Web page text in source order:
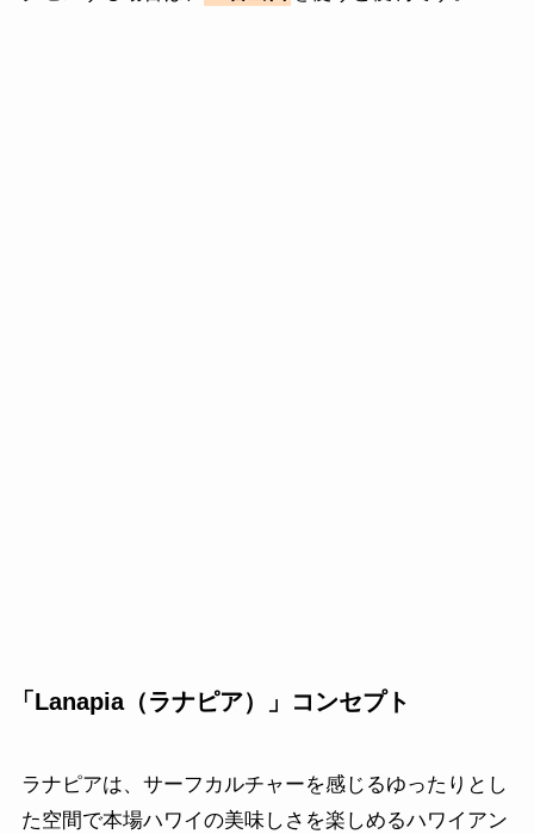
「Lanapia（ラナピア）」コンセプト
ラナピアは、サーフカルチャーを感じるゆったりとし
た空間で本場ハワイの美味しさを楽しめるハワイアン